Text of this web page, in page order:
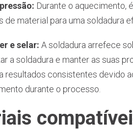
Durante o aquecimento,
de material para uma soldadura
e selar: A soldadura arrefece
a soldadura e manter as suas
resultados consistentes devido
durante o processo.